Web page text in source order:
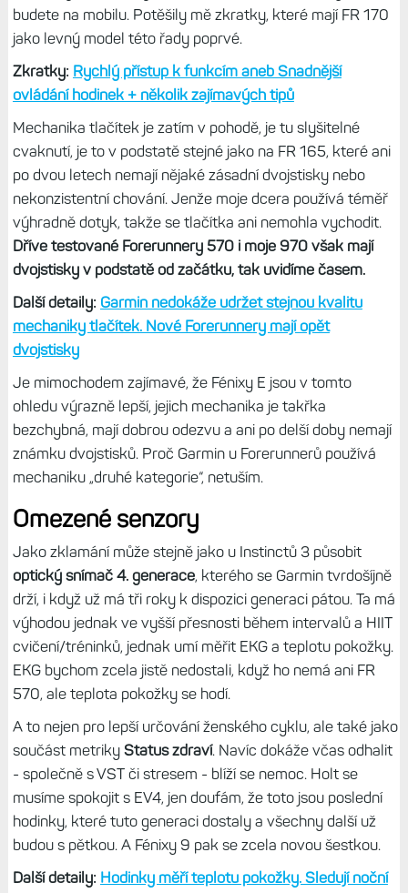
Moderní, rychlé a svěží UI mě na těchto hodinkách prostě
potěšilo.
Režim zaměření:Profily chování hodinek pro různé
situace a aktivity. Můžete změnit úplně cokoliv
Ovládání je klasickou kombinací dotyku a tlačítek, na
malém displeji se s dotykem pracuje hůře, a tak preferuji
tlačítka. Taková klávesnice QWERTZ je prakticky
nepoužitelná, ale tu naštěstí k ničemu nepotřebujete.
Messenger sice funguje v pohodě, ale psát zprávy raději
budete na mobilu. Potěšily mě zkratky, které mají FR 170
jako levný model této řady poprvé.
Zkratky:Rychlý přístup k funkcím aneb Snadnější
ovládání hodinek + několik zajímavých tipů
Mechanika tlačítek je zatím v pohodě, je tu slyšitelné
cvaknutí, je to v podstatě stejné jako na FR 165, které ani
po dvou letech nemají nějaké zásadní dvojstisky nebo
nekonzistentní chování. Jenže moje dcera používá téměř
výhradně dotyk, takže se tlačítka ani nemohla vychodit.
Dříve testované Forerunnery 570 i moje 970 však mají
Další detaily:Garmin nedokáže udržet stejnou kvalitu
mechaniky tlačítek. Nové Forerunnery mají opět
dvojstisky
Je mimochodem zajímavé, že Fénixy E jsou v tomto
ohledu výrazně lepší, jejich mechanika je takřka
bezchybná, mají dobrou odezvu a ani po delší doby nemají
známku dvojstisků. Proč Garmin u Forerunnerů používá
mechaniku „druhé kategorie“, netuším.
Omezené senzory
Jako zklamání může stejně jako u Instinctů 3 působit
optický snímač 4. generace, kterého se Garmin tvrdošíjně
drží, i když už má tři roky k dispozici generaci pátou. Ta má
výhodou jednak ve vyšší přesnosti během intervalů a HIIT
cvičení/tréninků, jednak umí měřit EKG a teplotu pokožky.